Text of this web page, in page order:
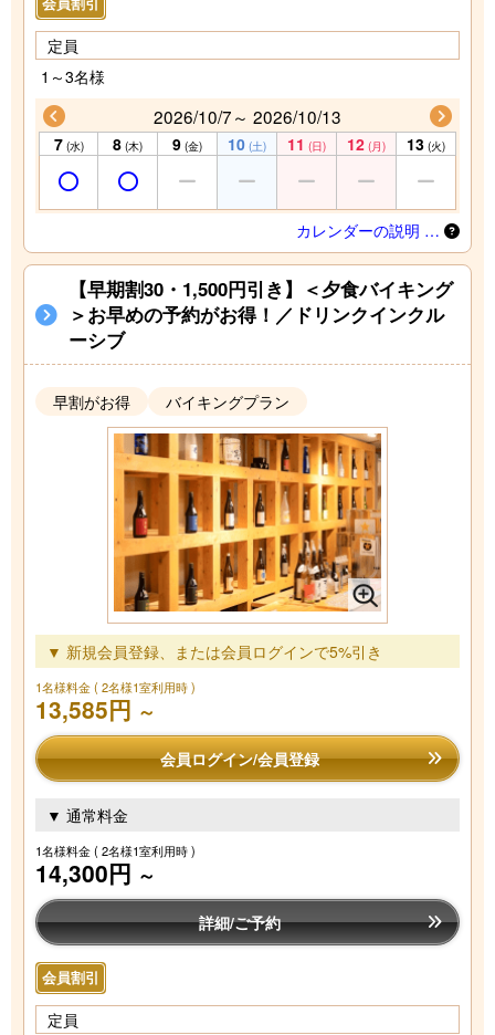
定員
1～3名様
2026/10/7～ 2026/10/13
7 (水) 8 (木) 9 (金) 10 (土) 11 (日) 12 (月) 13 (火)
カレンダーの説明 …
【早期割30・1,500円引き】＜夕食バイキング
＞お早めの予約がお得！／ドリンクインクル
ーシブ
早割がお得 バイキングプラン
▼ 新規会員登録、または会員ログインで5%引き
1名様料金( 2名様1室利用時 )
13,585円 ～
会員ログイン/会員登録
▼ 通常料金
1名様料金( 2名様1室利用時 )
14,300円 ～
詳細/ご予約
会員割引
定員